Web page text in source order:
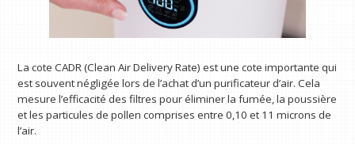
La cote CADR (Clean Air Delivery Rate) est une cote importante qui
est souvent négligée lors de l’achat d’un purificateur d’air. Cela
mesure l’efficacité des filtres pour éliminer la fumée, la poussière
et les particules de pollen comprises entre 0,10 et 11 microns de
l’air.